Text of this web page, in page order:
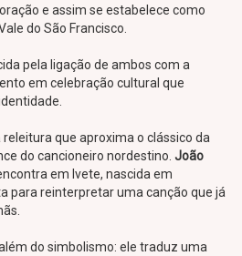
e assim se estabelece como
do São Francisco.
pela ligação de ambos com a
em celebração cultural que
que aproxima o clássico da
do cancioneiro nordestino. João
em Ivete, nascida em
para reinterpretar uma canção que já
do simbolismo: ele traduz uma